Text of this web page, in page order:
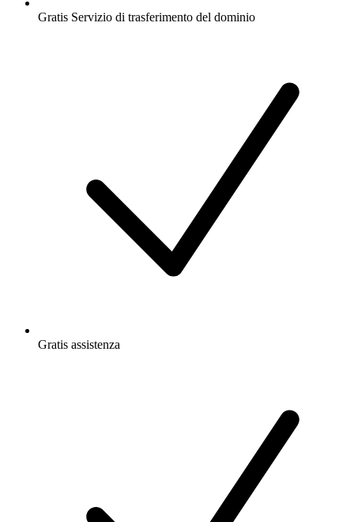
Gratis Servizio di trasferimento del dominio
Gratis assistenza